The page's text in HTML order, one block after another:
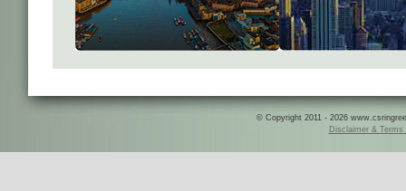
© Copyright 2011 - 2026
Disclaimer & Terms